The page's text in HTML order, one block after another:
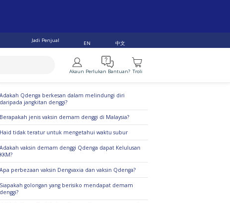
Jadi Penjual
EN 中文
Akaun Perlukan Bantuan? Troli
Adakah Qdenga berkesan dalam melindungi diri
daripada jangkitan denggi?
Berapakah jenis vaksin demam denggi di Malaysia?
Haid tidak teratur untuk mengetahui waktu subur
Adakah vaksin demam denggi Qdenga dapat Kelulusan
KKM?
Apa perbezaan vaksin Dengvaxia dan vaksin Qdenga?
Siapakah golongan yang berisiko mendapat demam
denggi?